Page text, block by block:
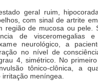
geral ruim,
com sinal de artrite
região de mucosa ou pele.
de visceromegalias e
neurológico, a
no nível de
4, simétrico. No
tônico-clônica, a
irritação meníngea.